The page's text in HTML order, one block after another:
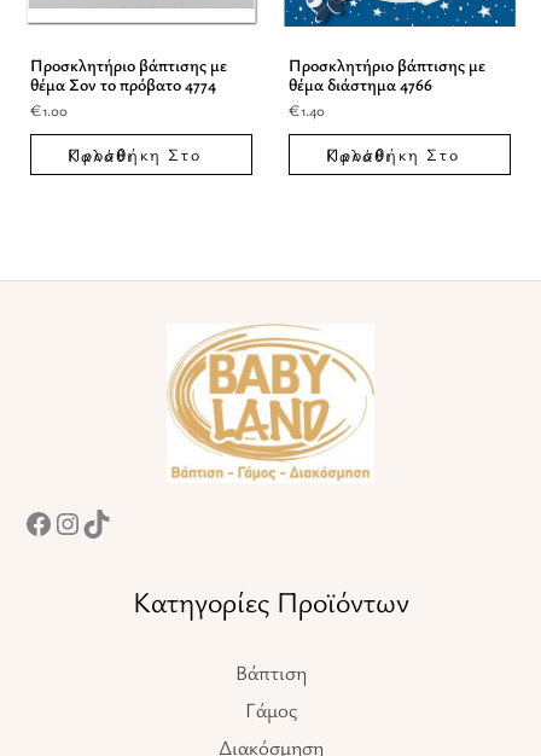
Προσκλητήριο βάπτισης με
θέμα Σον το πρόβατο 4774
€1.00
Προσθήκη Στο Καλάθι
Προσκλητήριο βάπτισης με
θέμα διάστημα 4766
€1.40
Προσθήκη Στο Καλάθι
Κατηγορίες Προϊόντων
Βάπτιση
Γάμος
Διακόσμηση